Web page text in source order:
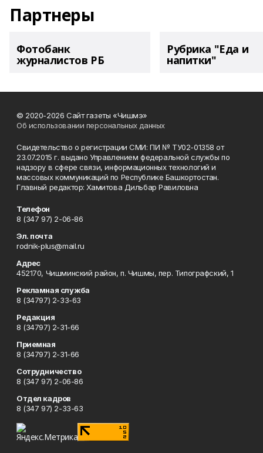
Партнеры
Фотобанк
журналистов РБ
Рубрика "Еда и
напитки"
© 2020-2026 Сайт газеты «Чишмэ»
Об использовании персональных данных
Свидетельство о регистрации СМИ: ПИ № ТУ02-01358 от
23.07.2015 г. выдано Управлением федеральной службы по
надзору в сфере связи, информационных технологий и
массовых коммуникаций по Республике Башкортостан.
Главный редактор: Хамитова Дильбар Равиловна
Телефон
8 (347 97) 2-06-86
Эл. почта
rodnik-plus@mail.ru
Адрес
452170, Чишминский район, п. Чишмы, пер. Типографский, 1
Рекламная служба
8 (34797) 2-33-63
Редакция
8 (34797) 2-31-66
Приемная
8 (34797) 2-31-66
Сотрудничество
8 (347 97) 2-06-86
Отдел кадров
8 (347 97) 2-33-63